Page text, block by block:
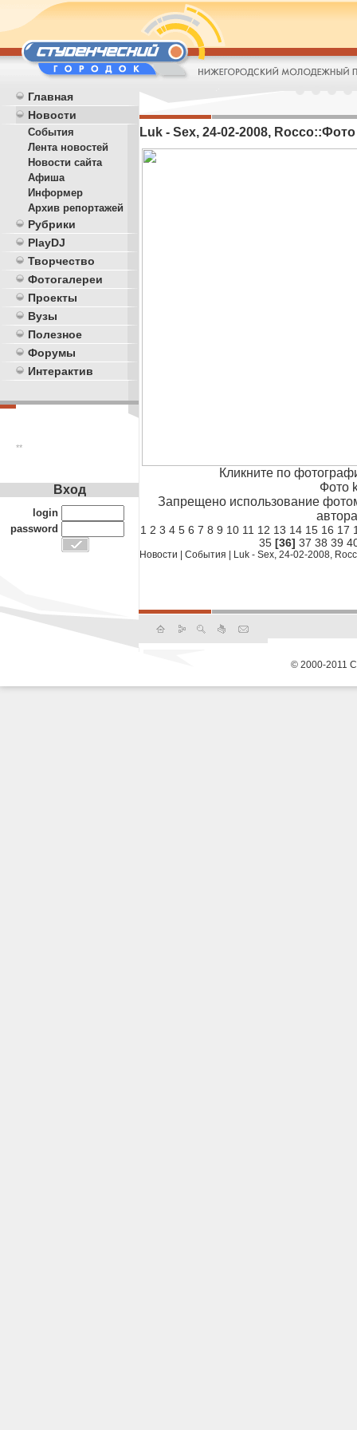
Главная
Новости
События
Лента новостей
Новости сайта
Афиша
Информер
Архив репортажей
Рубрики
PlayDJ
Творчество
Фотогалереи
Проекты
Вузы
Полезное
Форумы
Интерактив
**
Luk - Sex, 24-02-2008,
Кликните по
Фото
Запрещено использование
1 2 3 4 5 6 7 8 9 10 11 12 13 14 15 16 17
35 [36] 37 38 39
Новости События Luk - Sex, 24-02-2008,
Вход
login
password
© 2000-2011